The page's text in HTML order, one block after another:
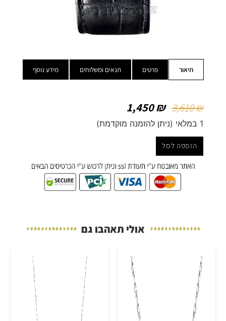
תיאור פרטים תנאים ומשלוחים מידע נוסף
3,610₪
1,450₪
1 במלאי (ניתן להזמנה מוקדמת)
הוספה לסל
אולי תאהבו גם